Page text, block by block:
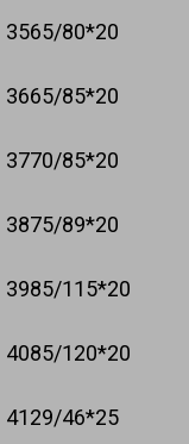
3565/80*20
3665/85*20
3770/85*20
3875/89*20
3985/115*20
4085/120*20
4129/46*25